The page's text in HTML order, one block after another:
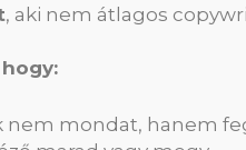
, aki nem átlagos
nem mondat, hanem